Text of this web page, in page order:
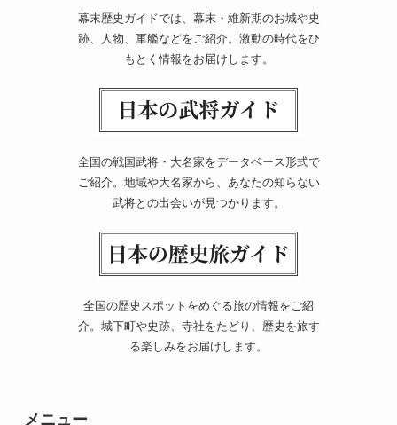
幕末歴史ガイドでは、幕末・維新期のお城や史
跡、人物、軍艦などをご紹介。激動の時代をひ
もとく情報をお届けします。
全国の戦国武将・大名家をデータベース形式で
ご紹介。地域や大名家から、あなたの知らない
武将との出会いが見つかります。
全国の歴史スポットをめぐる旅の情報をご紹
介。城下町や史跡、寺社をたどり、歴史を旅す
る楽しみをお届けします。
メニュー